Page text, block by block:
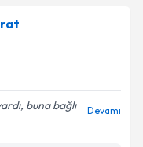
talebi
almanız için bir
bilgilendireceğiz.
buna bağlı
Devamı